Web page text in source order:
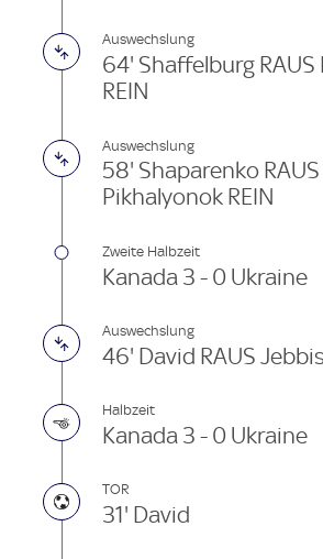
Auswechslung
64' Shaffelburg RAUS
REIN
Auswechslung
58' Shaparenko RAUS
Pikhalyonok REIN
Zweite Halbzeit
Kanada 3 - 0 Ukraine
Auswechslung
46' David RAUS
Halbzeit
Kanada 3 - 0 Ukraine
TOR
31' David